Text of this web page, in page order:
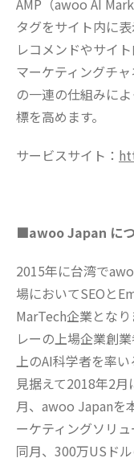
タグをサイト内に
レコメンドやサイ
マーケティングチ
の一連の仕組みに
標を高めます。
サービスサイト：
■awoo Japan に
2015年に台湾で
場においてSEOと
MarTech企業とな
レーの上場企業創
上のAI科学者を率
見据えて2018年2
月、awoo Japanを
ーケティングソリ
同月、300万USド